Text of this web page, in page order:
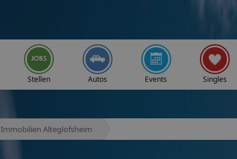
Stellen Autos Events Singles
Immobilien Alteglofsheim